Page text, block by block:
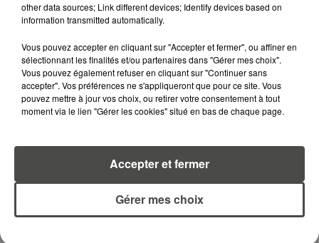
C'est une mesure historique pour le portefeuille des
euro du CROUS sera accessibles à tous les étudiants
other data sources; Link different devices; Identify devices based on
information transmitted automatically.
Vous pouvez accepter en cliquant sur "Accepter et fermer", ou affiner en
sélectionnant les finalités et/ou partenaires dans "Gérer mes choix".
Vous pouvez également refuser en cliquant sur "Continuer sans
accepter". Vos préférences ne s'appliqueront que pour ce site. Vous
pouvez mettre à jour vos choix, ou retirer votre consentement à tout
moment via le lien "Gérer les cookies" situé en bas de chaque page.
Gérer mes choix
Accepter et fermer